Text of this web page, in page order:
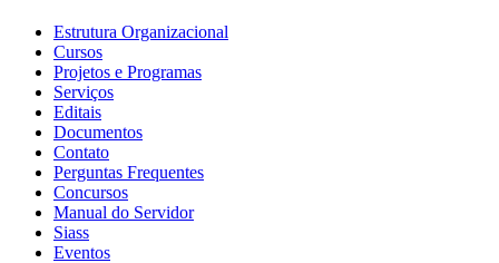
Estrutura Organizacional
Cursos
Projetos e Programas
Serviços
Editais
Documentos
Contato
Perguntas Frequentes
Concursos
Manual do Servidor
Siass
Eventos